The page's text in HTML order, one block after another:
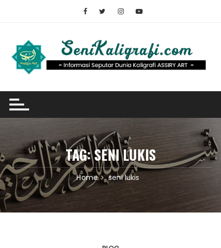
TAG:SENI LUKIS
Home seni lukis